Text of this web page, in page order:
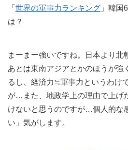
「 世界の軍事力ランキング 」韓国
は？
まーまー強いですね。日本より北
あとは東南アジアとかのほうが強
るし、経済力≒軍事力というわけ
が…また、地政学上の理由で上げ
けないと思うのですが…個人的な
い」気がします。